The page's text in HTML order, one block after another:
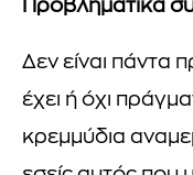
Προβληματικά
Δεν είναι πάντα
έχει ή όχι
κρεμμύδια